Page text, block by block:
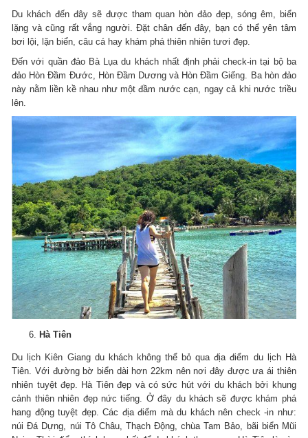
Du khách đến đây sẽ được tham quan hòn đảo đẹp, sóng êm, biển
lặng và cũng rất vắng người. Đặt chân đến đây, bạn có thể yên tâm
bơi lội, lặn biển, câu cá hay khám phá thiên nhiên tươi đẹp.
Đến với quần đảo Bà Lụa du khách nhất định phải check-in tại bộ ba
đảo Hòn Đầm Đước, Hòn Đầm Dương và Hòn Đầm Giếng. Ba hòn đảo
này nằm liền kề nhau như một đầm nước cạn, ngay cả khi nước triều
lên.
Hà Tiên
Du lịch Kiên Giang du khách không thể bỏ qua địa điểm du lịch Hà
Tiên. Với đường bờ biển dài hơn 22km nên nơi đây được ưa ái thiên
nhiên tuyệt đẹp. Hà Tiên đẹp và có sức hút với du khách bởi khung
cảnh thiên nhiên đẹp nức tiếng. Ở đây du khách sẽ được khám phá
hang động tuyệt đẹp. Các địa điểm mà du khách nên check -in như:
núi Đá Dựng, núi Tô Châu, Thạch Động, chùa Tam Bảo, bãi biển Mũi